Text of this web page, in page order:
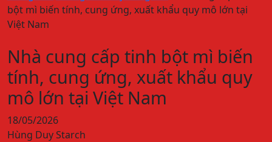
bột mì biến tính, cung ứng, xuất khẩu quy mô lớn tại
Việt Nam
Nhà cung cấp tinh bột mì biến
tính, cung ứng, xuất khẩu quy
mô lớn tại Việt Nam
18/05/2026
Hùng Duy Starch